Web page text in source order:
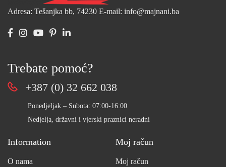
Adresa: Tešanjka bb, 74230 E-mail: info@majnani.ba
Trebate pomoć?
+387 (0) 32 662 038
Ponedjeljak – Subota: 07:00-16:00
Nedjelja, državni i vjerski praznici neradni
Information
O nama
Moj račun
Moj račun